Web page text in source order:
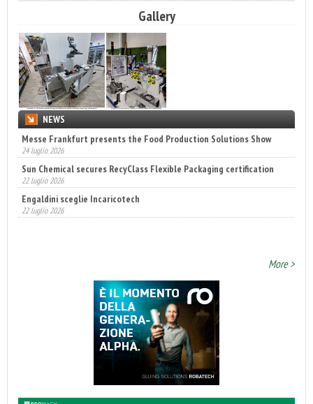
Gallery
NEWS
Sun Chemical secures RecyClass Flexible Packaging certification
22 luglio 2026
Engaldini sceglie Incaricotech
22 luglio 2026
Annunciati i finalisti dei Diamonds Awards 2026 di FTA Europe
14 luglio 2026
More >